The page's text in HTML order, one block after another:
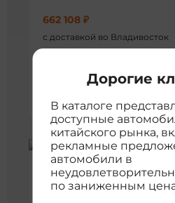
662 108 ₽
с доставкой во Владивосток
Хорошая цена
Дорогие
В каталоге
доступные
китайского рынка,
рекламные
автомобили в
по заниженным